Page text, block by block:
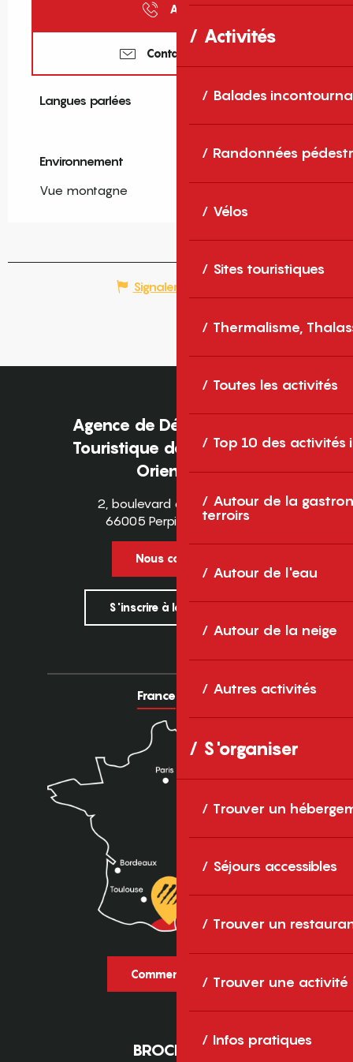
Activités
Balades
Randonnées
Vélos
Sites touristiques
Thermalisme,
Toutes les activités
Top 10 des activités
Autour de la
terroirs
Autour de l'eau
Autour de la neige
Autres activités
S'organiser
Trouver un
Séjours accessibles
Trouver un
Trouver une activité
Infos pratiques
Appeler
Contactez-nous
Langues parlées
Langues parlées
Environnement
Environnement
Vue montagne
Signaler une erreur
Agence de Développement
Touristique des Pyrénées-
Orientales
2, boulevard des Pyrénées
66005 Perpignan Cedex
Nous contacter
S'inscrire à la newsletter
France Europe
Comment venir ?
BROCHURES